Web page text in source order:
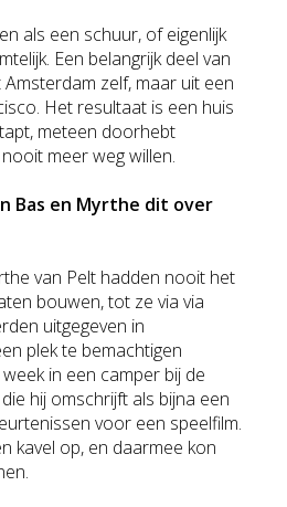
als een schuur, of eigenlijk
Een belangrijk deel van
zelf, maar uit een
Het resultaat is een huis
meteen doorhebt
meer weg willen.
Bas en Myrthe dit over
van Pelt hadden nooit het
bouwen, tot ze via via
uitgegeven in
plek te bemachtigen
in een camper bij de
hij omschrijft als bijna een
voor een speelfilm.
kavel op, en daarmee kon